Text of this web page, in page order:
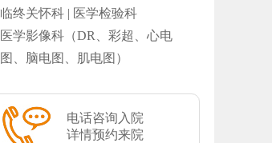
临终关怀科 | 医学检验科
医学影像科（DR、彩超、心电
图、脑电图、肌电图）
电话咨询入院
详情预约来院